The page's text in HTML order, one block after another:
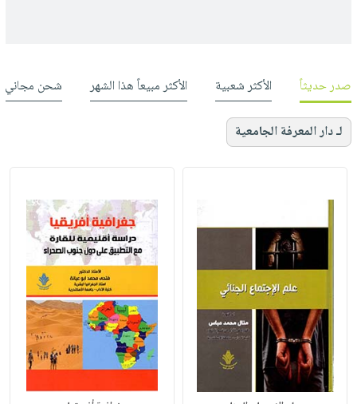
صدر حديثاً الأكثر شعبية الأكثر مبيعاً هذا الشهر شحن مجاني
لـ دار المعرفة الجامعية